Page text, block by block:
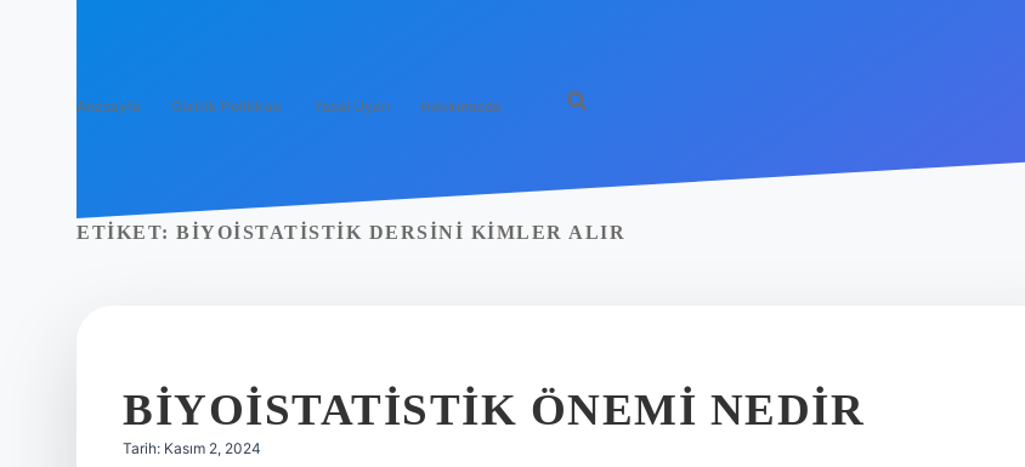
Anasayfa Gizlilik Politikası Yasal Uyarı Hakkımızda
ETIKET: BIYOISTATISTIK DERSINI KIMLER ALIR
BIYOISTATISTIK ÖNEMI NEDIR
Tarih: Kasım 2, 2024